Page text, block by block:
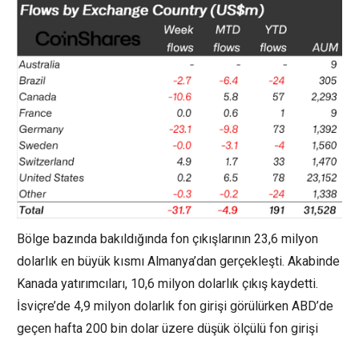
Bölge bazında bakıldığında fon çıkışlarının 23,6 milyon
dolarlık en büyük kısmı Almanya’dan gerçekleşti. Akabinde
Kanada yatırımcıları, 10,6 milyon dolarlık çıkış kaydetti.
İsviçre’de 4,9 milyon dolarlık fon girişi görülürken ABD’de
geçen hafta 200 bin dolar üzere düşük ölçülü fon girişi